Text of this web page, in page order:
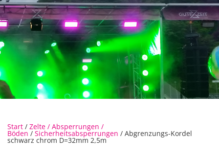
Start / Zelte / Absperrungen /
Böden / Sicherheitsabsperrungen / Abgrenzungs-Kordel
schwarz chrom D=32mm 2,5m